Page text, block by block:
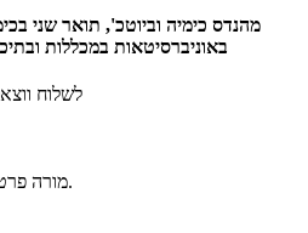
באוניברסיטאות במכללות
לשלוח